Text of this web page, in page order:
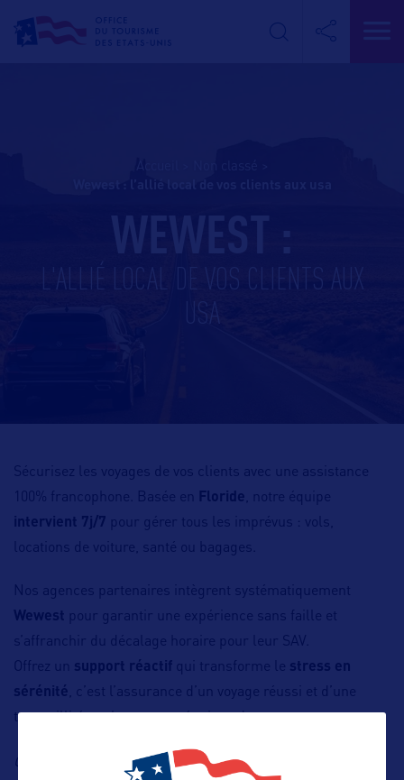
WEWEST :
L'ALLIÉ LOCAL DE VOS CLIENTS AUX
USA
Sécurisez les voyages de vos clients avec une assistance
100% francophone. Basée en
Floride , notre équipe
intervient 7j/7 pour gérer tous les imprévus : vols,
locations de voiture, santé ou bagages.
Nos agences partenaires intègrent systématiquement
Wewest
pour garantir une expérience sans faille et
s’affranchir du décalage horaire pour leur SAV.
Offrez un support réactif qui transforme le stress en
sérénité , c’est l’assurance d’un voyage réussi et d’une
tranquillité totale pour vos équipes de vente.
Contact : Wewest, E-mail : thomas@we-west.com